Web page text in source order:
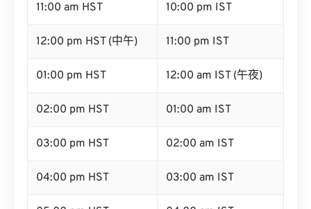
11:00 am HST 10:00 pm IST
12:00 pm HST (中午) 11:00 pm IST
01:00 pm HST 12:00 am IST (午夜)
02:00 pm HST 01:00 am IST
03:00 pm HST 02:00 am IST
04:00 pm HST 03:00 am IST